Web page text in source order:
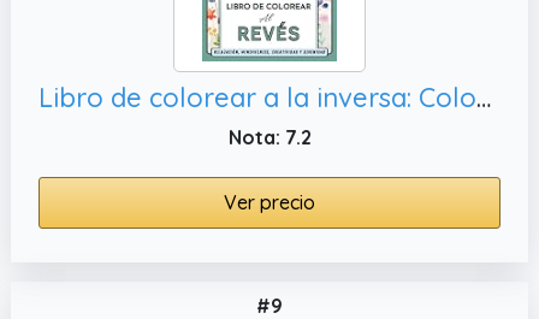
Libro de colorear a la inversa: Colorear al Revés para Relajación / Mindfulness / Creatividad / Serenidad / anti estres
Nota: 7.2
Ver precio
#9